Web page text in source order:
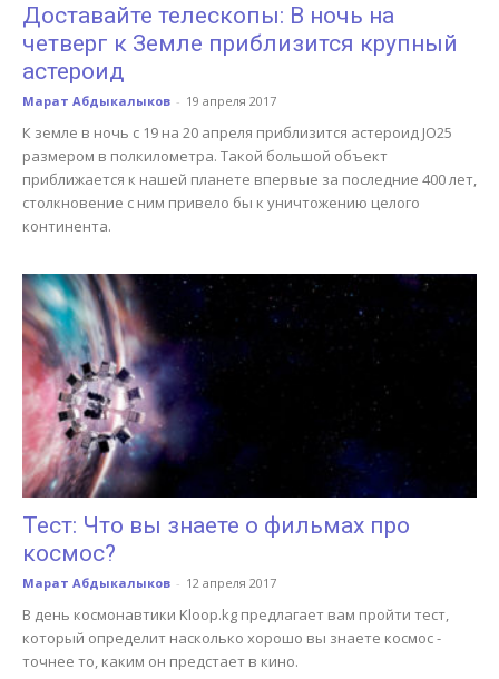
Доставайте телескопы: В ночь на
четверг к Земле приблизится крупный
астероид
Марат Абдыкалыков - 19 апреля 2017
К земле в ночь с 19 на 20 апреля приблизится астероид JO25
размером в полкилометра. Такой большой объект
приближается к нашей планете впервые за последние 400 лет,
столкновение с ним привело бы к уничтожению целого
континента.
Тест: Что вы знаете о фильмах про
космос?
Марат Абдыкалыков - 12 апреля 2017
В день космонавтики Kloop.kg предлагает вам пройти тест,
который определит насколько хорошо вы знаете космос -
точнее то, каким он предстает в кино.